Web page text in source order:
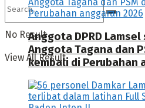
No Result
View All Result
Anggota DPRD
Anggota Tagana dan
kembali di Perubahan